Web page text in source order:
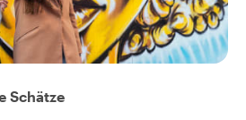
Schätze